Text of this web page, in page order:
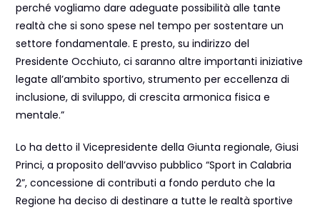
perché vogliamo dare adeguate possibilità alle tante
realtà che si sono spese nel tempo per sostentare un
settore fondamentale. E presto, su indirizzo del
Presidente Occhiuto, ci saranno altre importanti iniziative
legate all’ambito sportivo, strumento per eccellenza di
inclusione, di sviluppo, di crescita armonica fisica e
mentale.”
Lo ha detto il Vicepresidente della Giunta regionale, Giusi
Princi, a proposito dell’avviso pubblico “Sport in Calabria
2”, concessione di contributi a fondo perduto che la
Regione ha deciso di destinare a tutte le realtà sportive